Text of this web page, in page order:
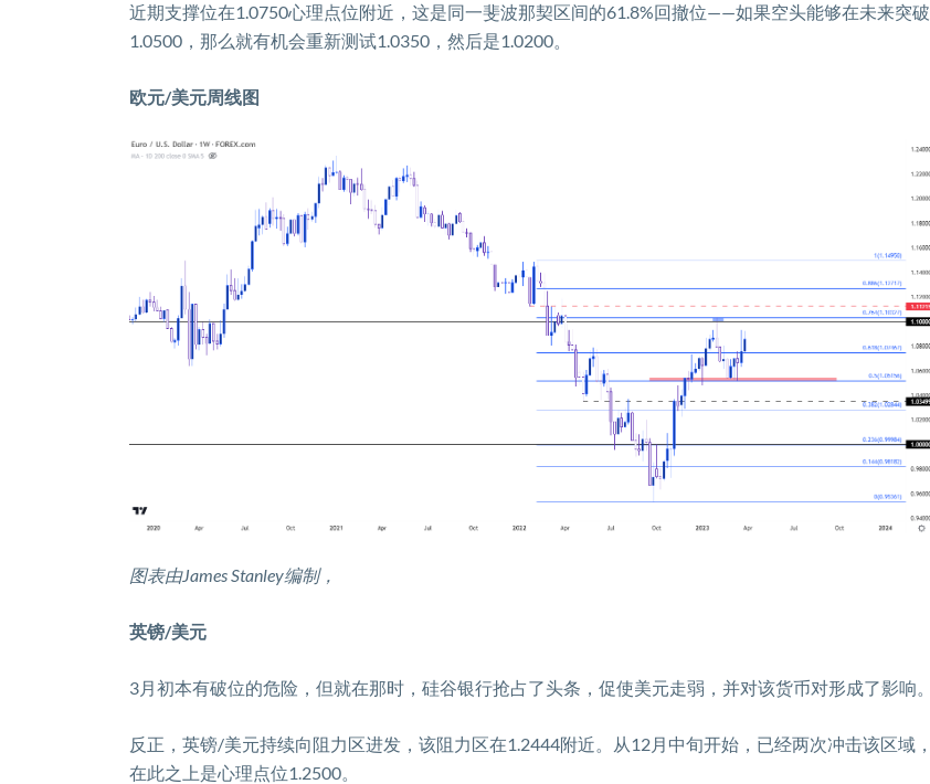
近期支撑位在1.0750心理点位附近，这是同一斐波那契区间的61.8%回撤位——如果空头能够在未来突破
1.0500 ，那么就有机会重新测试1.0350 ，然后是1.0200。
欧元/美元周线图
图表由James Stanley编制，
英镑/美元
3月初本有破位的危险，但就在那时，硅谷银行抢占了头条，促使美元走弱，并对该货币对形成了影响。
反正，英镑/美元持续向阻力区进发，该阻力区在1.2444附近。从 12月中旬开始，已经两次冲击该区域，
在此之上是心理点位1.2500。